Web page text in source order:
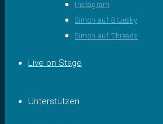
Instagram
Simon auf Bluesky
Simon auf Threads
Live on Stage
Unterstützen